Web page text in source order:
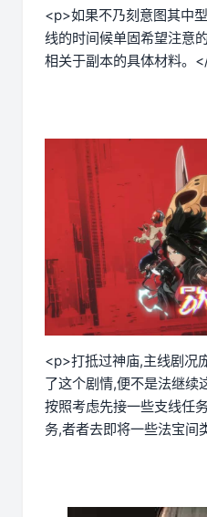
<p>如果不乃刻意图其中
线的时间候单固希望注意
相关于副本的具体材料。
<p>打抵过神庙,主线剧况
了这个剧情,便不是法继续
按照考虑先接一些支线任
务,者者去即将一些法宝间